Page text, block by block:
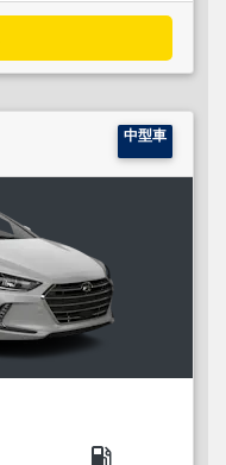
中型車
local_gas_station